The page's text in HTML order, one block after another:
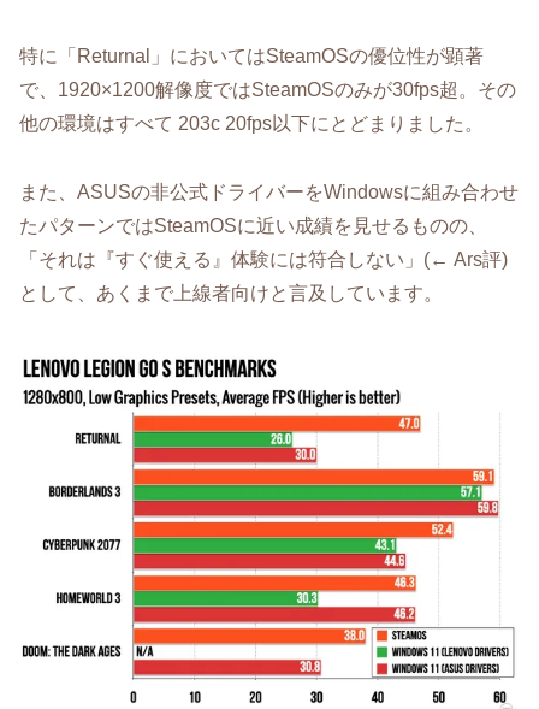
特に「Returnal」においてはSteamOSの優位性が顕著
で、1920×1200解像度ではSteamOSのみが30fps超。その
他の環境はすべて 203c 20fps以下にとどまりました。
また、ASUSの非公式ドライバーをWindowsに組み合わせ
たパターンではSteamOSに近い成績を見せるものの、
「それは『すぐ使える』体験には符合しない」(← Ars評)
として、あくまで上線者向けと言及しています。